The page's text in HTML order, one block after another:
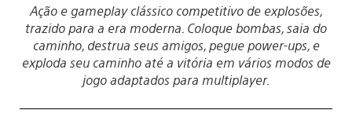
Ação e gameplay clássico competitivo de explosões,
trazido para a era moderna. Coloque bombas, saia do
caminho, destrua seus amigos, pegue power-ups, e
exploda seu caminho até a vitória em vários modos de
jogo adaptados para multiplayer.